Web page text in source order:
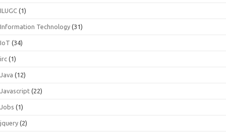
ILUGC (1)
Information Technology (31)
IoT (34)
irc (1)
Java (12)
Javascript (22)
Jobs (1)
jquery (2)